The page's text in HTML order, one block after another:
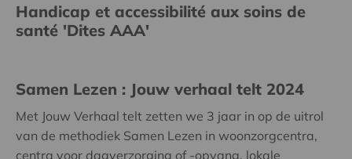
Handicap et accessibilité aux soins de
santé 'Dites AAA'
Samen Lezen : Jouw verhaal telt 2024
Met Jouw Verhaal telt zetten we 3 jaar in op de uitrol
van de methodiek Samen Lezen in woonzorgcentra,
centra voor dagverzorging of -opvang, lokale